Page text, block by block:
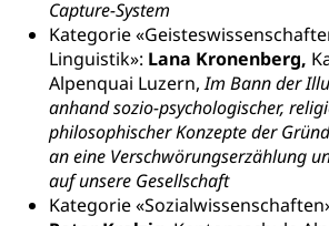
Capture-System
Kategorie
Linguistik»: Lana Kronenberg,
Alpenquai Luzern,Im Bann der
anhand sozio-psychologischer,
philosophischer Konzepte der
an eine Verschwörungserzählung
auf unsere Gesellschaft
Kategorie
Transportmittel, öffentlicher Verkehr
Verkehrsverbund
Öffentlicher Verkehr
Schifffahrt
Schiffsverkehr, Binnenschifffahrt,
Flussschifffahrt
Schifffahrt
Strasse
Autoverkehr, Lastwagenverkehr,
leistungsabhängige